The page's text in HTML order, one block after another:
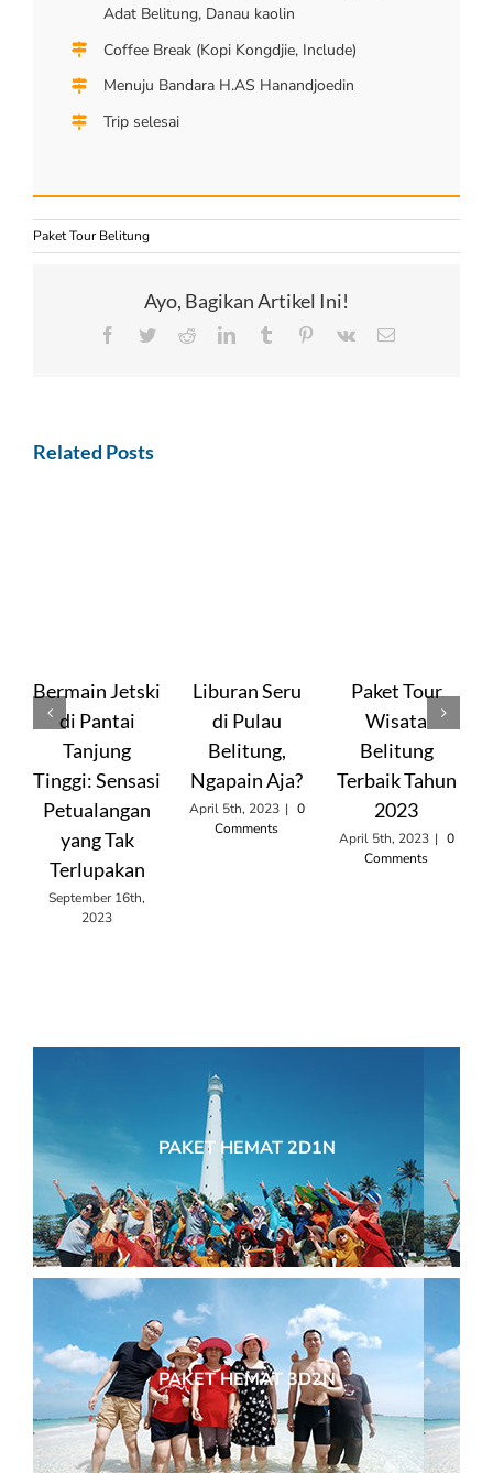
Adat Belitung, Danau kaolin
Coffee Break (Kopi Kongdjie, Include)
Menuju Bandara H.AS Hanandjoedin
Trip selesai
Paket Tour Belitung
Ayo, Bagikan Artikel Ini!
Facebook
TwitterRedditLinkedInTumblr Pinterest
Vk Email
Related Posts
Bermain Jetski
di Pantai
Tanjung
Tinggi: Sensasi
Petualangan
yang Tak
Terlupakan
September 16th,
2023
Liburan Seru
di Pulau
Belitung,
Ngapain Aja?
April 5th, 2023 | 0
Comments
Paket Tour
Wisata
Belitung
Terbaik Tahun
2023
April 5th, 2023 | 0
Comments
PAKET HEMAT 2D1N
PAKET HEMAT 3D2N